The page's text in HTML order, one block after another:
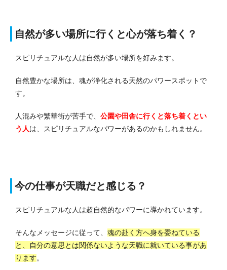
自然が多い場所に行くと心が落ち着く？
スピリチュアルな人は自然が多い場所を好みます。
自然豊かな場所は、魂が浄化される天然のパワースポットで
す。
人混みや繁華街が苦手で、 公園や田舎に行くと落ち着くとい
う人は、スピリチュアルなパワーがあるのかもしれません。
今の仕事が天職だと感じる？
スピリチュアルな人は超自然的なパワーに導かれています。
そんなメッセージに従って、 魂の赴く方へ身を委ねている
と、自分の意思とは関係ないような天職に就いている事があ
ります。